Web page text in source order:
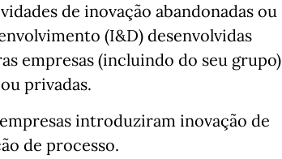
de inovação abandonadas ou
(I&D) desenvolvidas
empresas (incluindo do seu grupo)
privadas.
introduziram inovação de
de processo.